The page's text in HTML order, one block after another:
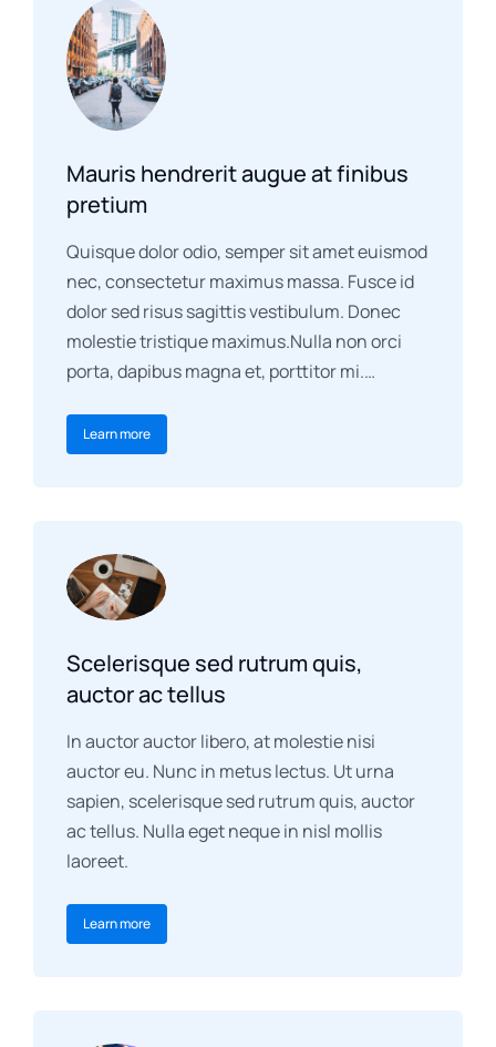
Mauris hendrerit augue at finibus
pretium
Quisque dolor odio, semper sit amet euismod
nec, consectetur maximus massa. Fusce id
dolor sed risus sagittis vestibulum. Donec
molestie tristique maximus.Nulla non orci
porta, dapibus magna et, porttitor mi.…
Learn more
Scelerisque sed rutrum quis,
auctor ac tellus
In auctor auctor libero, at molestie nisi
auctor eu. Nunc in metus lectus. Ut urna
sapien, scelerisque sed rutrum quis, auctor
ac tellus. Nulla eget neque in nisl mollis
laoreet.
Learn more